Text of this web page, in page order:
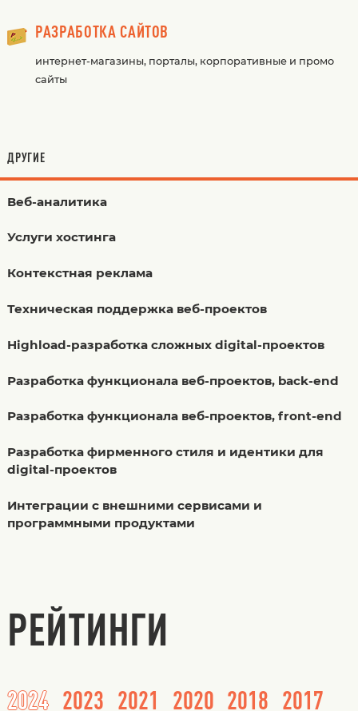
РАЗРАБОТКА САЙТОВ
интернет-магазины, порталы, корпоративные и промо
сайты
ДРУГИЕ
Веб-аналитика
Услуги хостинга
Контекстная реклама
Техническая поддержка веб-проектов
Highload-разработка сложных digital-проектов
Разработка функционала веб-проектов, back-end
Разработка функционала веб-проектов, front-end
Разработка фирменного стиля и идентики для
digital-проектов
Интеграции с внешними сервисами и
программными продуктами
РЕЙТИНГИ
2024 2023 2021 2020 2018 2017